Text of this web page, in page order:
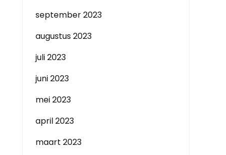
september 2023
augustus 2023
juli 2023
juni 2023
mei 2023
april 2023
maart 2023